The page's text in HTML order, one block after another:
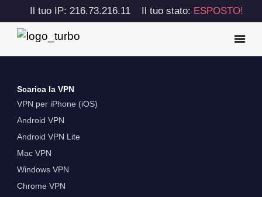
Il tuo IP: 216.73.216.11 Il tuo stato: ESPOSTO!
Scarica la VPN
VPN per iPhone (iOS)
Android VPN
Android VPN Lite
Mac VPN
Windows VPN
Chrome VPN